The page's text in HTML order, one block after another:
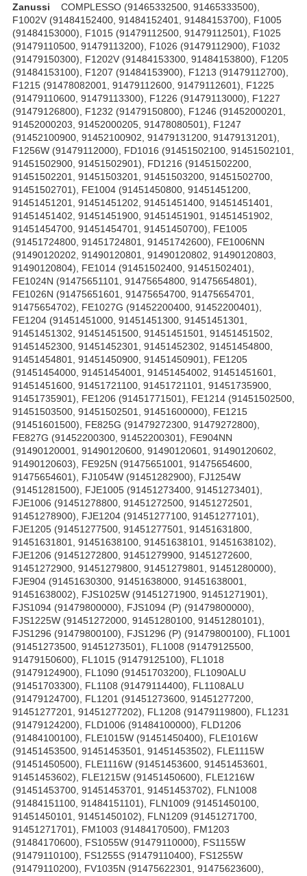
Zanussi COMPLESSO (91465332500, 91465333500), F1002V (91484152400, 91484152401, 91484153700), F1005 (91484153000), F1015 (91479112500, 91479112501), F1025 (91479110500, 91479113200), F1026 (91479112900), F1032 (91479150300), F1202V (91484153300, 91484153800), F1205 (91484153100), F1207 (91484153900), F1213 (91479112700), F1215 (91478082001, 91479112600, 91479112601), F1225 (91479110600, 91479113300), F1226 (91479113000), F1227 (91479126800), F1232 (91479150800), F1246 (91452000201, 91452000203, 91452000205, 91478080501), F1247 (91452100900, 91452100902, 91479131200, 91479131201), F1256W (91479112000), FD1016 (91451502100, 91451502101, 91451502900, 91451502901), FD1216 (91451502200, 91451502201, 91451503201, 91451503200, 91451502700, 91451502701), FE1004 (91451450800, 91451451200, 91451451201, 91451451202, 91451451400, 91451451401, 91451451402, 91451451900, 91451451901, 91451451902, 91451454700, 91451454701, 91451450700), FE1005 (91451724800, 91451724801, 91451742600), FE1006NN (91490120202, 91490120801, 91490120802, 91490120803, 91490120804), FE1014 (91451502400, 91451502401), FE1024N (91475651101, 91475654800, 91475654801), FE1026N (91475651601, 91475654700, 91475654701, 91475654702), FE1027G (91452200400, 91452200401), FE1204 (91451451000, 91451451300, 91451451301, 91451451302, 91451451500, 91451451501, 91451451502, 91451452300, 91451452301, 91451452302, 91451454800, 91451454801, 91451450900, 91451450901), FE1205 (91451454000, 91451454001, 91451454002, 91451451601, 91451451600, 91451721100, 91451721101, 91451735900, 91451735901), FE1206 (91451771501), FE1214 (91451502500, 91451503500, 91451502501, 91451600000), FE1215 (91451601500), FE825G (91479272300, 91479272800), FE827G (91452200300, 91452200301), FE904NN (91490120001, 91490120600, 91490120601, 91490120602, 91490120603), FE925N (91475651001, 91475654600, 91475654601), FJ1054W (91451282900), FJ1254W (91451281500), FJE1005 (91451273400, 91451273401), FJE1006 (91451278800, 91451272500, 91451272501, 91451278900), FJE1204 (91451277100, 91451277101), FJE1205 (91451277500, 91451277501, 91451631800, 91451631801, 91451638100, 91451638101, 91451638102), FJE1206 (91451272800, 91451279900, 91451272600, 91451272900, 91451279800, 91451279801, 91451280000), FJE904 (91451630300, 91451638000, 91451638001, 91451638002), FJS1025W (91451271900, 91451271901), FJS1094 (91479800000), FJS1094 (P) (91479800000), FJS1225W (91451272000, 91451280100, 91451280101), FJS1296 (91479800100), FJS1296 (P) (91479800100), FL1001 (91451273500, 91451273501), FL1008 (91479125500, 91479150600), FL1015 (91479125100), FL1018 (91479124900), FL1090 (91451703200), FL1090ALU (91451703300), FL1108 (91479114400), FL1108ALU (91479124700), FL1201 (91451273600, 91451277200, 91451277201, 91451277202), FL1208 (91479119800), FL1231 (91479124200), FLD1006 (91484100000), FLD1206 (91484100100), FLE1015W (91451450400), FLE1016W (91451453500, 91451453501, 91451453502), FLE1115W (91451450500), FLE1116W (91451453600, 91451453601, 91451453602), FLE1215W (91451450600), FLE1216W (91451453700, 91451453701, 91451453702), FLN1008 (91484151100, 91484151101), FLN1009 (91451450100, 91451450101, 91451450102), FLN1209 (91451271700, 91451271701), FM1003 (91484170500), FM1203 (91484170600), FS1055W (91479110000), FS1155W (91479110100), FS1255S (91479110400), FS1255W (91479110200), FV1035N (91475622301, 91475623600), FV825N (91475620001, 91475623700), FV850N (91475622101, 91475622700, 91475622701), IZ10 (91451304400, 91451303300, 91451303301, 91451303400, 91451304500, 91451305200, 91451305201, 91451306200, 91451306600, 91451306601, 91451308800, 91451312201), IZ1000 (91451302200), IZ10ALU (91451308900), IZ12 (91451300400, 91451301200, 91451301201, 91451301600, 91451302900, 91451302901, 91451303500, 91451304700, 91451304701, 91451304800, 91451304801, 91451306300, 91451306301), RUBINO12 (91479800101, 91479800102), RUBINO1200 (91479800500), UMBRIA (91460320200), W1002 (91460050300, 91460050800, 91460050900, 91460051200, 91460052800, 91460053500), W1003 (91460051300), W1106 (91465331800), W1202 (91463454601), WD1009 (91460300201, 91460300100, 91460300101, 91460300200), WD1010 (91465331500), WD1210 (91465331600), WD1215 (91465331000, 91465331001), WD1245 (91465333000, 91465334100), WDA1055W (91460050100), WDA1255W (91460050200), WDD1022 (91465210000), WJD1257S (91460141300, 91460141301), WJD1257W (91460140600, 91460140601), WJE1200 (91460200900, 91460200901, 91460200902), WJE1207 (91460201001, 91460201002, 91460201000, 91460200800, 91460200801, 91460200802, 91460201300), WJS1265W (91460200500, 91460200501), ZE12 (91451771701), ZIWD220SKD (91460321200), ZKF220 (91465331300), ZKG2100 (91465332700, 91465333900), ZKG2105 (91460400800, 91460400801), ZKG2120 (91465332800, 91465334000), ZKG2125 (91460401600, 91460401601, 91460400900, 91460400901), ZWD12270S (91460400100), ZWD12270W1 (91460402800), ZWD2100 (91484100200, 91484100300), ZWDD110 (91465210100, 91465210200), ZWF1000 (91479141800, 91479141801), ZWF1021 (91452145300, 91452145301), ZWF1076 (91490025900), ZWF1200 (91479135500, 91479131600, 91479132800, 91479132801), ZWF1201 (91452146100, 91452146101), ZWF12070W1 (91490445701), ZWF1210 (91479140700, 91479140701, 91479141300, 91479141301), ZWF1220 (91452115100), ZWF1221 (91490452800, 91490452801, 91452158400), ZWF1226 (91452000800, 91452000801), ZWF12370W (91452163900), ZWF1238 (91452010100, 91452010101, 91452010103), ZWF12380W (91490492100, 91490492101), ZWF14069W (91490446700, 91490446701), ZWF14070W1 (91490445800), ZWF3120 (91478078601), ZWF3122 (91478078701), ZWF3125 (91490541800, 91490541801), ZWF3145 (91490443902), ZWF365 (91428510600, 91428520300, 91428520301, 91428520302), ZWF386 (91428510700, 91428520400, 91428520401, 91428520402), ZWF5125 (91490540900), ZWF8576 (91490026000), ZWG3101 (91420510400, 91420510401, 91420520400, 91420520401, 91420520402, 91420520403), ZWG3102 (91420510600, 91420510601, 91420520500, 91420520501, 91420520502, 91420520503), ZWG3103 (91420520900, 91420520901, 91420520902, 91420520903, 91420510500), ZWG3104 (91420510800, 91420510801, 91420520600, 91420520601, 91420520602, 91420520603), ZWG3105 (91420510100, 91479127400, 91490442900, 91490442901, 91490442902, 91452144500, 91452144501, 91452144600, 91452144601, 91420510101, 91420520300, 91420520301, 91420520302), ZWG3105A (91479127500, 91479127501, 91479136800, 91479136801), ZWG3105S (91452145600, 91452145601), ZWG3106 (91420511100, 91420511101, 91420520700, 91420520701, 91420520702, 91420520703, 91420520800, 91420520801, 91420520802), ZWG3120 (91490449200), ZWG3121 (91421511000, 91421511001, 91421520900, 91421520901, 91421520902, 91421520903), ZWG3122 (91478078801, 91421511100, 91421520800, 91421520801, 91421520802, 91421520803), ZWG3123 (91479128300, 91479128301, 91479135700, 91479135701), ZWG3125 (91421510100, 91479127600, 91490442300, 91490445001, 91490445002, 91452144700, 91452144701, 91421510101, 91421520700, 91421520701, 91421520702), ZWG3125S (91452145200), ZWG3126 (91421511300, 91421521001, 91421521002), ZWG3128 (91421521500), ZWG3129 (91421521400, 91421521401, 91421521402), ZWG3145 (91490445101, 91490445102), ZWG385 (91428510100, 91428520200, 91428520201, 91428520202), ZWG5101 (91490446200, 91490446201), ZWG5105 (91490443200, 91490443201, 91490443202, 91490446500, 91490446501), ZWG5120 (91452144200, 91452144201), ZWG5125 (91490441000, 91490441001, 91490441002, 91490441003, 91490443300, 91490443301, 91490443302, 91490443303, 91490447202), ZWG5136 (91490441101), ZWG5140P (91490606101), ZWG5141 (91490446300, 91490446301), ZWG5145 (91490443502, 91490442101, 91490442102, 91490442103, 91490443401, 91490443402, 91490443403, 91490448100, 91490448101), ZWG6100A (91452156300, 91452156301), ZWG6105 (91452190900, 91490451100, 91490451101, 91490451102), ZWG6121 (91451747000, 91451747001), ZWG6125 (91490453101, 91490452600, 91490452601, 91490453102, 91490453103), ZWG6140PS (91490606401), ZWG6141K (91490802700), ZWG6144 (91490444401), ZWG6144PS (91490606700), ZWG6145 (91490453202, 91490453503, 91490452101, 91490452102, 91490452103, 91490452701, 91490452702, 91490452703, 91490453203), ZWG6148K (91490803000), ZWG77140K (91490822600), ZWGB5140P (91490607200), ZWGB6140K (91490802600), ZWGB7140AS (91490623400), ZWGB7140K (91490823000), ZWGH7105 (91490453900), ZWH5100 (91452241300, 91452241301), ZWH5102 (91452200500), ZWH5105 (91452210700), ZWH5105A (91452210800), ZWH6100 (91452252800, 91452252801), ZWH6100A (91452253000), ZWH6105 (91452252600, 91452252601), ZWH6125 (91490480101, 91490480102), ZWH6140P (91457988100, 91490641701), ZWH6195 (91452263700), ZWH7100C (91452255600), ZWH7122J (91490492500, 91490492501, 91490492502), ZWH7140AP (91490663401), ZWHB7140AC (91490667200), ZWHB7140AS (91490667400), ZWHB7140P (91490667000), ZWN57120L (91490486900), ZWN6100L (91490471200, 91490471201), ZWN6120L (91490471300, 91490471301, 91490471302), ZWN7100L (91490484700, 91490484701, 91490484800, 91490484801, 91490484702, 91490484802), ZWN7120L (91490484600, 91490484601, 91490485000, 91490485001, 91490485100, 91490485101, 91490485200, 91490485201, 91490485800, 91490485801, 91490485900, 91490485901, 91490486000, 91490484602, 91490485002, 91490485202, 91490485802, 91490488500), ZWN77120L (91490486800, 91490486801), ZWNB6120L (91490471500), ZWNB7120L (91490487900), ZWO3104 (91490100501, 91490100502, 91490100503, 91490100504, 91490100505, 91490100506), ZWO384 (91490100401, 91490100402, 91490100403, 91490100404, 91490100405, 91490100406), ZWO5105 (91490200500, 91490200501), ZWO585 (91490200400, 91490200401), ZWO6105 (91490200300, 91490200301), ZWO685 (91490200200, 91490200201), ZWO7105 (91490210200, 91490210201), ZWS1020 (91475623500, 91475623501), ZWS1030 (91475656000, 91475656001, 91475656002), ZWS1040 (91475656500, 91475656501), ZWS290 (91475607101), ZWS3102 (91490180100, 91490180400, 91490180401, 91490180402, 91490180403), ZWS3122 (91490180200, 91490180500, 91490180501, 91490180502, 91490180503), ZWS382 (91490180000, 91490180300, 91490180301, 91490180302, 91490180303), ZWS5107 (9149022